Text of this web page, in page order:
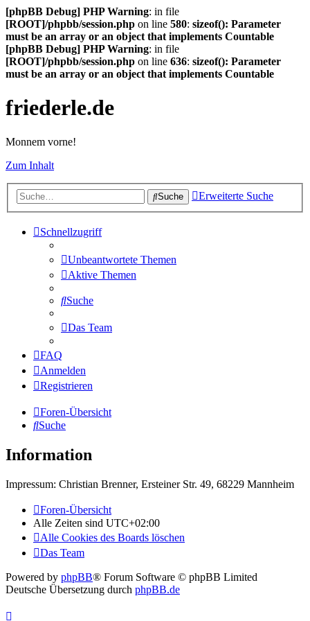
[phpBB Debug] PHP Warning: in file
[ROOT]/phpbb/session.php on line 580: sizeof(): Parameter
must be an array or an object that implements Countable
[phpBB Debug] PHP Warning: in file
[ROOT]/phpbb/session.php on line 636: sizeof(): Parameter
must be an array or an object that implements Countable
friederle.de
Monnem vorne!
Zum Inhalt
Suche Erweiterte Suche
Schnellzugriff
Unbeantwortete Themen
Aktive Themen
Suche
Das Team
FAQ
Anmelden
Registrieren
Foren-Übersicht
Suche
Information
Impressum: Christian Brenner, Ersteiner Str. 49, 68229 Mannheim
Foren-Übersicht
Alle Zeiten sind UTC+02:00
Alle Cookies des Boards löschen
Das Team
Powered by phpBB® Forum Software © phpBB Limited
Deutsche Übersetzung durch phpBB.de